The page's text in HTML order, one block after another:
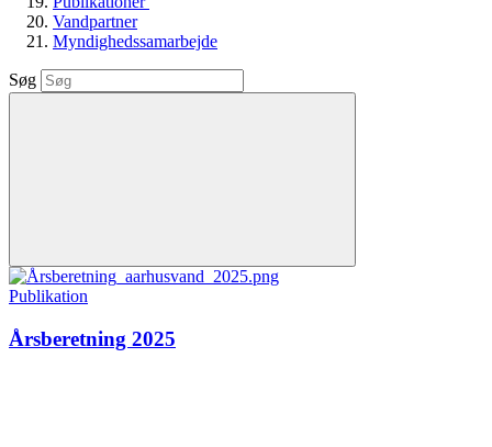
Vandpartner
Myndighedssamarbejde
Søg
Publikation
Årsberetning 2025